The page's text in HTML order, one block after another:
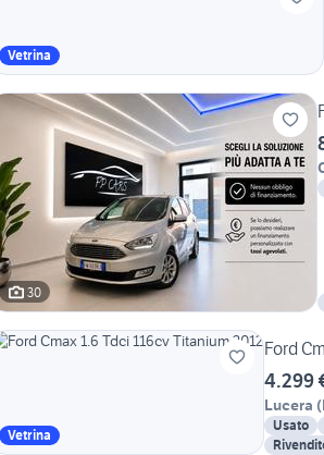
Vetrina
30
Vetrina
Ford
4.299
Lucera (
Usato